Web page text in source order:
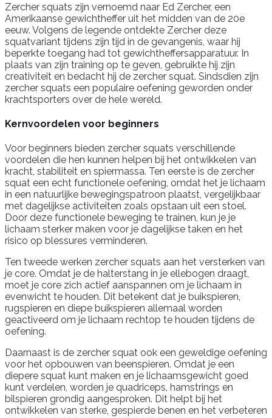
Zercher squats zijn vernoemd naar Ed Zercher, een
Amerikaanse gewichtheffer uit het midden van de 20e
eeuw. Volgens de legende ontdekte Zercher deze
squatvariant tijdens zijn tijd in de gevangenis, waar hij
beperkte toegang had tot gewichtheffersapparatuur. In
plaats van zijn training op te geven, gebruikte hij zijn
creativiteit en bedacht hij de zercher squat. Sindsdien zijn
zercher squats een populaire oefening geworden onder
krachtsporters over de hele wereld.
Kernvoordelen voor beginners
Voor beginners bieden zercher squats verschillende
voordelen die hen kunnen helpen bij het ontwikkelen van
kracht, stabiliteit en spiermassa. Ten eerste is de zercher
squat een echt functionele oefening, omdat het je lichaam
in een natuurlijke bewegingspatroon plaatst, vergelijkbaar
met dagelijkse activiteiten zoals opstaan uit een stoel.
Door deze functionele beweging te trainen, kun je je
lichaam sterker maken voor je dagelijkse taken en het
risico op blessures verminderen.
Ten tweede werken zercher squats aan het versterken van
je core. Omdat je de halterstang in je ellebogen draagt,
moet je core zich actief aanspannen om je lichaam in
evenwicht te houden. Dit betekent dat je buikspieren,
rugspieren en diepe buikspieren allemaal worden
geactiveerd om je lichaam rechtop te houden tijdens de
oefening.
Daarnaast is de zercher squat ook een geweldige oefening
voor het opbouwen van beenspieren. Omdat je een
diepere squat kunt maken en je lichaamsgewicht goed
kunt verdelen, worden je quadriceps, hamstrings en
bilspieren grondig aangesproken. Dit helpt bij het
ontwikkelen van sterke, gespierde benen en het verbeteren